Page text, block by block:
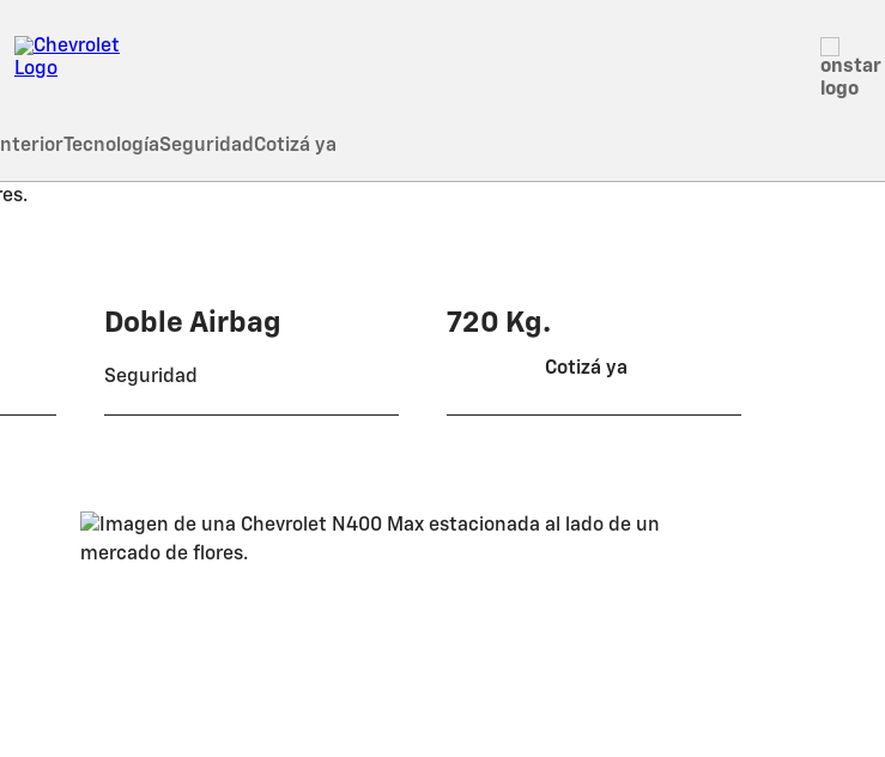
InteriorTecnologíaSeguridad Cotizá ya
Cotizá ya
Doble Airbag
Seguridad
720 Kg.
Capacidad de carga